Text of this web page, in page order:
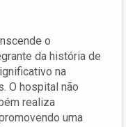
o
da história de
na
O hospital não
realiza
uma